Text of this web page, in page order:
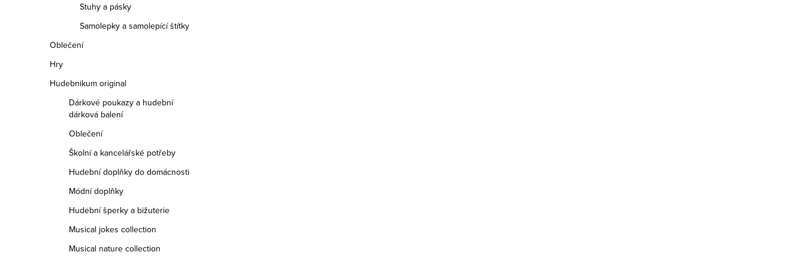
Stuhy a pásky
Samolepky a samolepící štítky
Oblečení
Hry
Hudebnikum original
Dárkové poukazy a hudební
dárková balení
Oblečení
Školní a kancelářské potřeby
Hudební doplňky do domácnosti
Módní doplňky
Hudební šperky a bižuterie
Musical jokes collection
Musical nature collection